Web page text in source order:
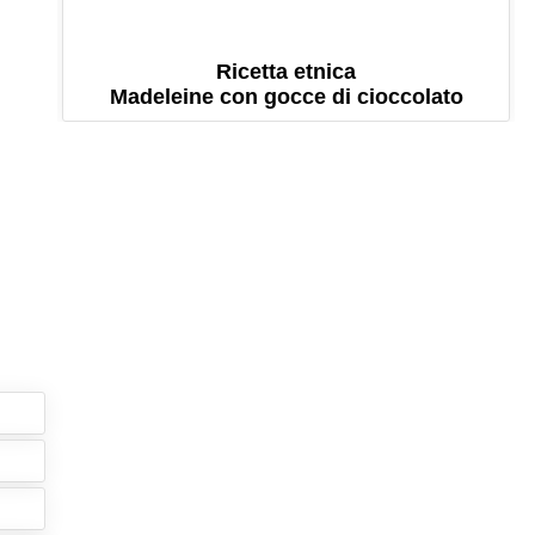
Ricetta etnica
Madeleine con gocce di cioccolato